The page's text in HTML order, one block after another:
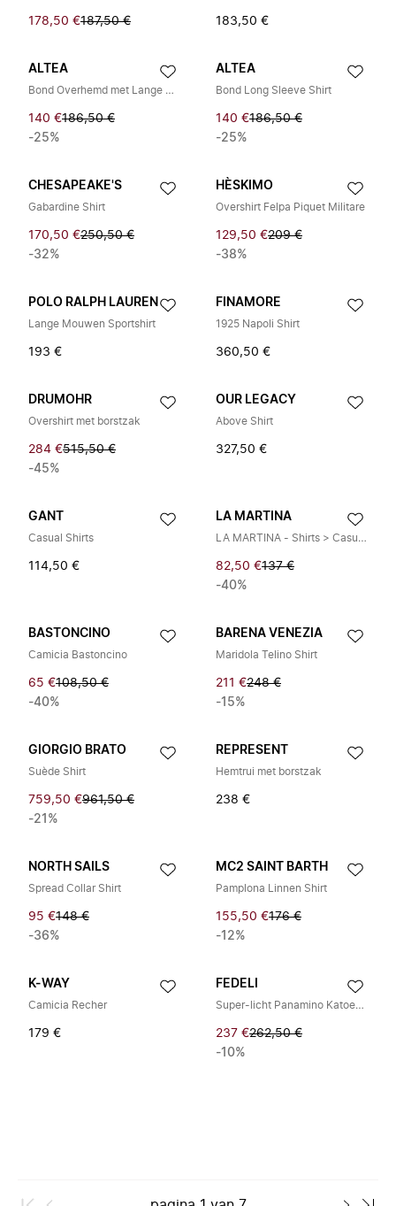
178,50 €187,50 € 183,50 €
ALTEA
Bond Overhemd met Lange Mouwen
140 €186,50 €
-25%
ALTEA
Bond Long Sleeve Shirt
140 €186,50 €
-25%
CHESAPEAKE'S
Gabardine Shirt
170,50 €250,50 €
-32%
HÈSKIMO
Overshirt Felpa Piquet Militare
129,50 €209 €
-38%
POLO RALPH LAUREN
Lange Mouwen Sportshirt
193 €
FINAMORE
1925 Napoli Shirt
360,50 €
DRUMOHR
Overshirt met borstzak
284 €515,50 €
-45%
OUR LEGACY
Above Shirt
327,50 €
GANT
Casual Shirts
114,50 €
LA MARTINA
LA MARTINA - Shirts > Casual Shirts
82,50 €137 €
-40%
BASTONCINO
Camicia Bastoncino
65 €108,50 €
-40%
BARENA VENEZIA
Maridola Telino Shirt
211 €248 €
-15%
GIORGIO BRATO
Suède Shirt
759,50 €961,50 €
-21%
REPRESENT
Hemtrui met borstzak
238 €
NORTH SAILS
Spread Collar Shirt
95 €148 €
-36%
MC2 SAINT BARTH
Pamplona Linnen Shirt
155,50 €176 €
-12%
K-WAY
Camicia Recher
179 €
FEDELI
Super-licht Panamino Katoenen Shirt
237 €262,50 €
-10%